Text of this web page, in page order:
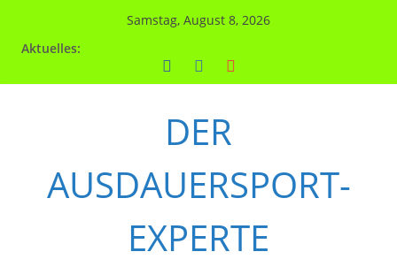
Samstag, August 8, 2026
Aktuelles:
DER
AUSDAUERSPORT-
EXPERTE